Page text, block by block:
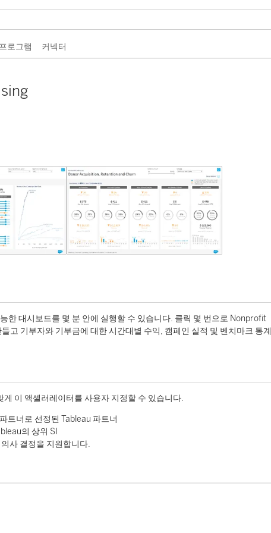
로그램 커넥터
한 대시보드를 몇 분 안에 실행할 수 있습니다. 클릭 몇 번으로 Nonprofit
고 기부자와 기부금에 대한 시간대별 수익, 캠페인 실적 및 벤치마크 통계
이 액셀러레이터를 사용자 지정할 수 있습니다.
트너로 선정된 Tableau 파트너
의 상위 SI
사 결정을 지원합니다.